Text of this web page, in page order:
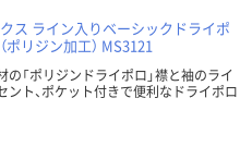
ス ライン入りベーシックドライポ
ポリジン加工） MS3121
の「ポリジンドライポロ」襟と袖のライ
ント、ポケット付きで便利なドライポロ